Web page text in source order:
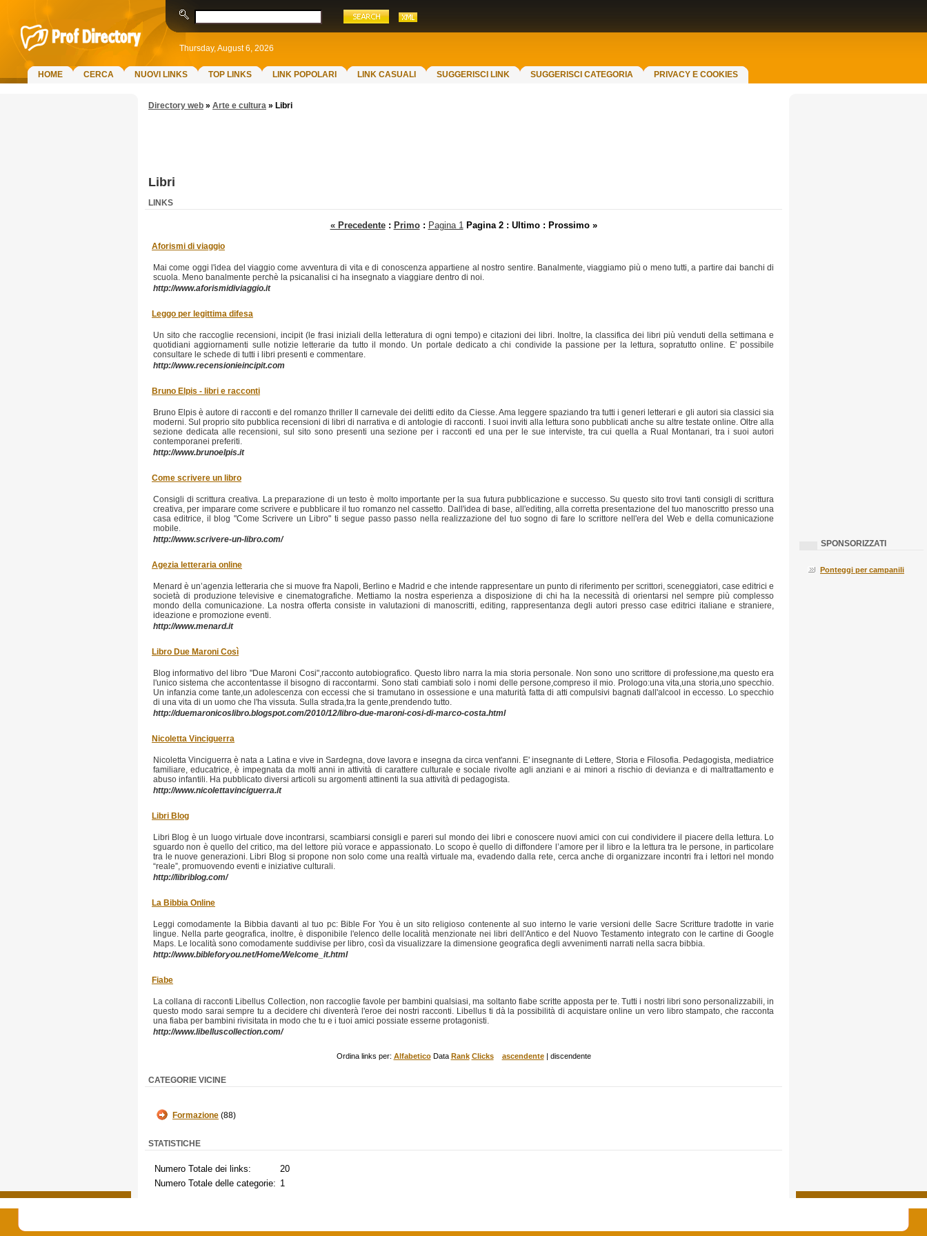
Thursday, August 6, 2026
HOME CERCA NUOVI LINKS TOP LINKS LINK POPOLARI LINK CASUALI SUGGERISCI LINK SUGGERISCI CATEGORIA PRIVACY E COOKIES
Directory web » Arte e cultura » Libri
Libri
LINKS
« Precedente: Primo: Pagina 1 Pagina 2 : Ultimo : Prossimo »
Aforismi di viaggio
Mai come oggi l'idea del viaggio come avventura di vita e di conoscenza appartiene al nostro sentire. Banalmente, viaggiamo più o meno tutti, a partire dai banchi di
scuola. Meno banalmente perchè la psicanalisi ci ha insegnato a viaggiare dentro di noi.
http://www.aforismidiviaggio.it
Leggo per legittima difesa
Un sito che raccoglie recensioni, incipit (le frasi iniziali della letteratura di ogni tempo) e citazioni dei libri. Inoltre, la classifica dei libri più venduti della settimana e
quotidiani aggiornamenti sulle notizie letterarie da tutto il mondo. Un portale dedicato a chi condivide la passione per la lettura, sopratutto online. E' possibile
consultare le schede di tutti i libri presenti e commentare.
http://www.recensionieincipit.com
Bruno Elpis - libri e racconti
Bruno Elpis è autore di racconti e del romanzo thriller Il carnevale dei delitti edito da Ciesse. Ama leggere spaziando tra tutti i generi letterari e gli autori sia classici sia
moderni. Sul proprio sito pubblica recensioni di libri di narrativa e di antologie di racconti. I suoi inviti alla lettura sono pubblicati anche su altre testate online. Oltre alla
sezione dedicata alle recensioni, sul sito sono presenti una sezione per i racconti ed una per le sue interviste, tra cui quella a Rual Montanari, tra i suoi autori
contemporanei preferiti.
http://www.brunoelpis.it
Come scrivere un libro
Consigli di scrittura creativa. La preparazione di un testo è molto importante per la sua futura pubblicazione e successo. Su questo sito trovi tanti consigli di scrittura
creativa, per imparare come scrivere e pubblicare il tuo romanzo nel cassetto. Dall'idea di base, all'editing, alla corretta presentazione del tuo manoscritto presso una
casa editrice, il blog "Come Scrivere un Libro" ti segue passo passo nella realizzazione del tuo sogno di fare lo scrittore nell'era del Web e della comunicazione
mobile.
http://www.scrivere-un-libro.com/
Agezia letteraria online
Menard è un’agenzia letteraria che si muove fra Napoli, Berlino e Madrid e che intende rappresentare un punto di riferimento per scrittori, sceneggiatori, case editrici e
società di produzione televisive e cinematografiche. Mettiamo la nostra esperienza a disposizione di chi ha la necessità di orientarsi nel sempre più complesso
mondo della comunicazione. La nostra offerta consiste in valutazioni di manoscritti, editing, rappresentanza degli autori presso case editrici italiane e straniere,
ideazione e promozione eventi.
http://www.menard.it
Libro Due Maroni Così
Blog informativo del libro "Due Maroni Cosi",racconto autobiografico. Questo libro narra la mia storia personale. Non sono uno scrittore di professione,ma questo era
l'unico sistema che accontentasse il bisogno di raccontarmi. Sono stati cambiati solo i nomi delle persone,compreso il mio. Prologo:una vita,una storia,uno specchio.
Un infanzia come tante,un adolescenza con eccessi che si tramutano in ossessione e una maturità fatta di atti compulsivi bagnati dall'alcool in eccesso. Lo specchio
di una vita di un uomo che l'ha vissuta. Sulla strada,tra la gente,prendendo tutto.
http://duemaronicoslibro.blogspot.com/2010/12/libro-due-maroni-cosi-di-marco-costa.html
Nicoletta Vinciguerra
Nicoletta Vinciguerra è nata a Latina e vive in Sardegna, dove lavora e insegna da circa vent'anni. E' insegnante di Lettere, Storia e Filosofia. Pedagogista, mediatrice
familiare, educatrice, è impegnata da molti anni in attività di carattere culturale e sociale rivolte agli anziani e ai minori a rischio di devianza e di maltrattamento e
abuso infantili. Ha pubblicato diversi articoli su argomenti attinenti la sua attività di pedagogista.
http://www.nicolettavinciguerra.it
Libri Blog
Libri Blog è un luogo virtuale dove incontrarsi, scambiarsi consigli e pareri sul mondo dei libri e conoscere nuovi amici con cui condividere il piacere della lettura. Lo
sguardo non è quello del critico, ma del lettore più vorace e appassionato. Lo scopo è quello di diffondere l’amore per il libro e la lettura tra le persone, in particolare
tra le nuove generazioni. Libri Blog si propone non solo come una realtà virtuale ma, evadendo dalla rete, cerca anche di organizzare incontri fra i lettori nel mondo
“reale”, promuovendo eventi e iniziative culturali.
http://libriblog.com/
La Bibbia Online
Leggi comodamente la Bibbia davanti al tuo pc: Bible For You è un sito religioso contenente al suo interno le varie versioni delle Sacre Scritture tradotte in varie
lingue. Nella parte geografica, inoltre, è disponibile l'elenco delle località menzionate nei libri dell'Antico e del Nuovo Testamento integrato con le cartine di Google
Maps. Le località sono comodamente suddivise per libro, così da visualizzare la dimensione geografica degli avvenimenti narrati nella sacra bibbia.
http://www.bibleforyou.net/Home/Welcome_it.html
Fiabe
La collana di racconti Libellus Collection, non raccoglie favole per bambini qualsiasi, ma soltanto fiabe scritte apposta per te. Tutti i nostri libri sono personalizzabili, in
questo modo sarai sempre tu a decidere chi diventerà l'eroe dei nostri racconti. Libellus ti dà la possibilità di acquistare online un vero libro stampato, che racconta
una fiaba per bambini rivisitata in modo che tu e i tuoi amici possiate esserne protagonisti.
http://www.libelluscollection.com/
Ordina links per: AlfabeticoData Rank Clicks ascendente| discendente
CATEGORIE VICINE
Formazione (88)
STATISTICHE
Numero Totale dei links:
20
Numero Totale delle categorie: 1
SPONSORIZZATI
Ponteggi per campanili